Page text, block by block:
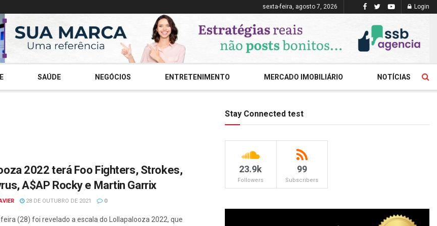
sexta-feira, agosto 7, 2026 Login
SAÚDE NEGÓCIOS ENTRETENIMENTO MERCADO IMOBILIÁRIO NOTÍCIAS
2022 terá Foo Fighters, Strokes,
A$AP Rocky e Martin Garrix
28 DE OUTUBRO DE 2021 0
(28) foi revelado a escala do Lollapalooza 2022, que
Stay Connected test
23.9k
Followers
99
Subscribers